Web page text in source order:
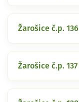
Žarošice č.p. 136
Žarošice č.p. 137